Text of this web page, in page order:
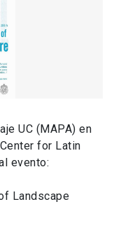
UC (MAPA) en
for Latin
evento:
Landscape